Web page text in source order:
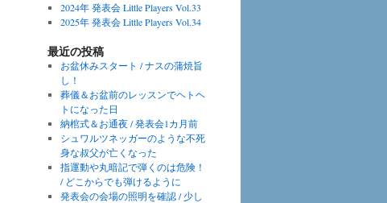
2024年 発表会 Little Players Vol.33
2025年 発表会 Little Players Vol.34
最近の投稿
お盆休みスタート / ナスの蒲焼旨
し！
葬儀＆お盆前のレッスンでヘトヘ
トになった日
納棺式＆お通夜 / 発表会1カ月前
シュワルツネッガーのような不死
身な叔父が亡くなった
指運動や丸暗記で弾くのは危険！
/ どこからでも弾けるように
発表会の会場の照明を確認 / 少し